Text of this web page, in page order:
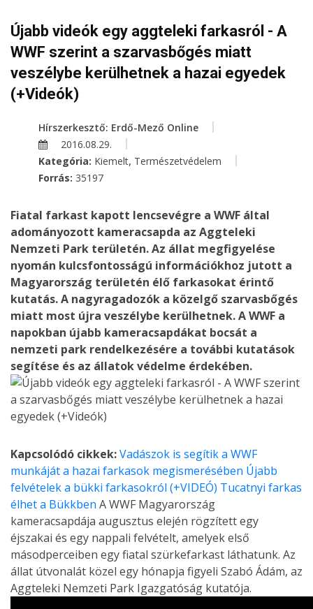
Újabb videók egy aggteleki farkasról - A
WWF szerint a szarvasbőgés miatt
veszélybe kerülhetnek a hazai egyedek
(+Videók)
Hírszerkesztő: Erdő-Mező Online
2016.08.29.
Kategória: Kiemelt, Természetvédelem
Forrás: 35197
Fiatal farkast kapott lencsevégre a WWF által
adományozott kameracsapda az Aggteleki
Nemzeti Park területén. Az állat megfigyelése
nyomán kulcsfontosságú információkhoz jutott a
Magyarország területén élő farkasokat érintő
kutatás. A nagyragadozók a közelgő szarvasbőgés
miatt most újra veszélybe kerülhetnek. A WWF a
napokban újabb kameracsapdákat bocsát a
nemzeti park rendelkezésére a további kutatások
segítése és az állatok védelme érdekében.
Kapcsolódó cikkek:Vadászok is segítik a WWF
munkáját a hazai farkasok megismerésében Újabb
felvételek a bükki farkasokról (+VIDEÓ) Tucatnyi farkas
élhet a Bükkben A WWF Magyarország
kameracsapdája augusztus elején rögzített egy
éjszakai és egy nappali felvételt, amelyek első
másodperceiben egy fiatal szürkefarkast láthatunk. Az
állat útvonalát közel egy hónapja figyeli Szabó Ádám, az
Aggteleki Nemzeti Park Igazgatóság kutatója.